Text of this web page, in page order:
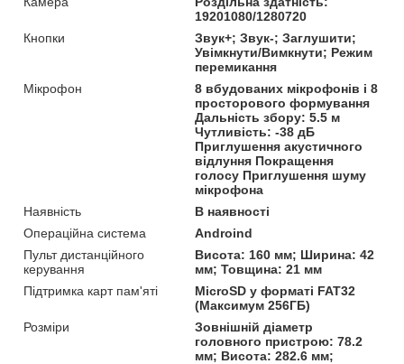
19201080/1280720
Кнопки
Звук+; Звук-; Заглушити;
Увімкнути/Вимкнути; Режим
перемикання
Мікрофон
8 вбудованих мікрофонів і 8
просторового формування
Дальність збору: 5.5 м
Чутливість: -38 дБ
Приглушення акустичного
відлуння Покращення
голосу Приглушення шуму
мікрофона
Наявність
В наявності
Операційна система
Androind
Пульт дистанційного
керування
Висота: 160 мм; Ширина: 42
мм; Товщина: 21 мм
Підтримка карт пам'яті
MicroSD у форматі FAT32
(Максимум 256ГБ)
Розміри
Зовнішній діаметр
головного пристрою: 78.2
мм; Висота: 282.6 мм;